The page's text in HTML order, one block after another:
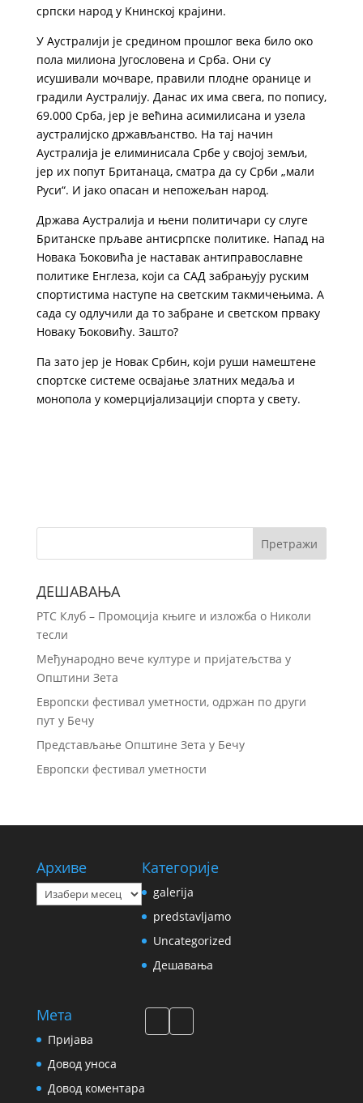
српски народ у Kнинској крајини.
У Аустралији је средином прошлог века било око
пола милиона Југословена и Срба. Они су
исушивали мочваре, правили плодне оранице и
градили Аустралију. Данас их има свега, по попису,
69.000 Срба, јер је већина асимилисана и узела
аустралијско држављанство. На тај начин
Аустралија је елиминисала Србе у својој земљи,
јер их попут Британаца, сматра да су Срби „мали
Руси“. И јако опасан и непожељан народ.
Држава Аустралија и њени политичари су слуге
Британске прљаве антисрпске политике. Напад на
Новака Ђоковића је наставак антиправославне
политике Енглеза, који са САД забрањују руским
спортистима наступе на светским такмичењима. А
сада су одлучили да то забране и светском прваку
Новаку Ђоковићу. Зашто?
Па зато јер је Новак Србин, који руши намештене
спортске системе освајање златних медаља и
монопола у комерцијализацији спорта у свету.
ДЕШАВАЊА
РТС Клуб – Промоција књиге и изложба о Николи
тесли
Међународно вече културе и пријатељства у
Општини Зета
Европски фестивал уметности, одржан по други
пут у Бечу
Представљање Општине Зета у Бечу
Европски фестивал уметности
Архиве
Архиве
Категорије
galerija
predstavljamo
Uncategorized
Дешавања
Мета
Пријава
Довод уноса
Довод коментара